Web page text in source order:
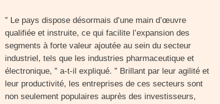
” Le pays dispose désormais d’une main d’œuvre
qualifiée et instruite, ce qui facilite l’expansion des
segments à forte valeur ajoutée au sein du secteur
industriel, tels que les industries pharmaceutique et
électronique, ” a-t-il expliqué. ” Brillant par leur agilité et
leur productivité, les entreprises de ces secteurs sont
non seulement populaires auprès des investisseurs,